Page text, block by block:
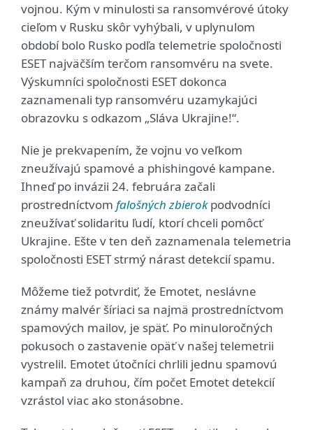
vojnou. Kým v minulosti sa ransomvérové útoky
cieľom v Rusku skôr vyhýbali, v uplynulom
období bolo Rusko podľa telemetrie spoločnosti
ESET najväčším terčom ransomvéru na svete.
Výskumníci spoločnosti ESET dokonca
zaznamenali typ ransomvéru uzamykajúci
obrazovku s odkazom „Sláva Ukrajine!“.
Nie je prekvapením, že vojnu vo veľkom
zneužívajú spamové a phishingové kampane.
Ihneď po invázii 24. februára začali
prostredníctvom falošných zbierokpodvodníci
zneužívať solidaritu ľudí, ktorí chceli pomôcť
Ukrajine. Ešte v ten deň zaznamenala telemetria
spoločnosti ESET strmý nárast detekcií spamu.
Môžeme tiež potvrdiť, že Emotet, neslávne
známy malvér šíriaci sa najmä prostredníctvom
spamových mailov, je späť. Po minuloročných
pokusoch o zastavenie opäť v našej telemetrii
vystrelil. Emotet útočníci chrlili jednu spamovú
kampaň za druhou, čím počet Emotet detekcií
vzrástol viac ako stonásobne.